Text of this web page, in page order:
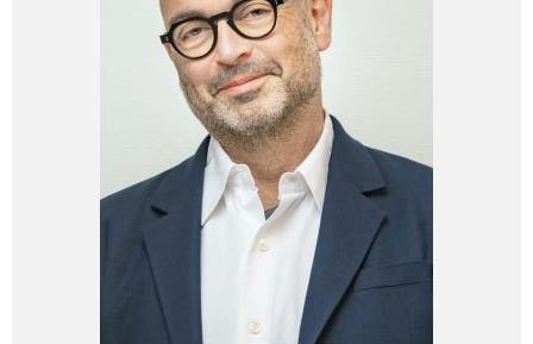
Begleitmaterial
Kontakt
English